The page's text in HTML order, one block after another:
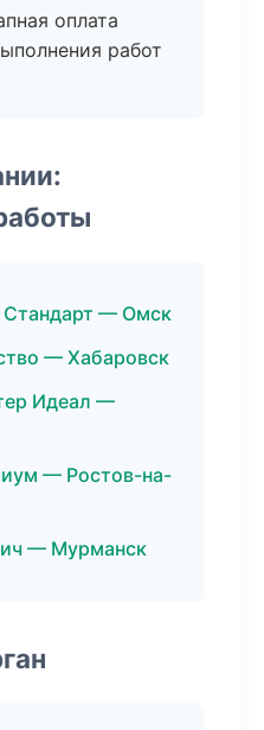
оплата
работ
Стандарт — Омск
— Хабаровск
Идеал —
— Ростов-на-
— Мурманск